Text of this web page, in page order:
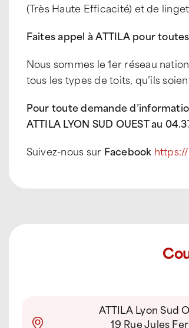
(Très Haute Efficacité) et de
Faites appel à ATTILA pour
Nous sommes le 1er réseau
tous les types de toits, qu’ils
Pour toute demande
ATTILA LYON SUD OUEST au
Suivez-nous sur Facebook
ATTILA Lyon Sud
19 Rue Jules